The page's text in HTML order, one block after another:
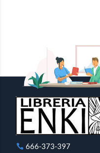
666-373-397